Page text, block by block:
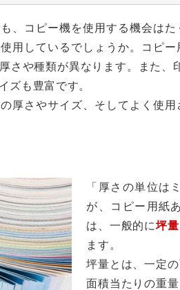
、コピー機を使用する機会は
用しているでしょうか。コピ
さや種類が異なります。また
ズも豊富です。
厚さやサイズ、そしてよく使
「厚さの単位は
が、コピー用紙
は、一般的に坪量
ます。
坪量とは、一定
面積当たりの重